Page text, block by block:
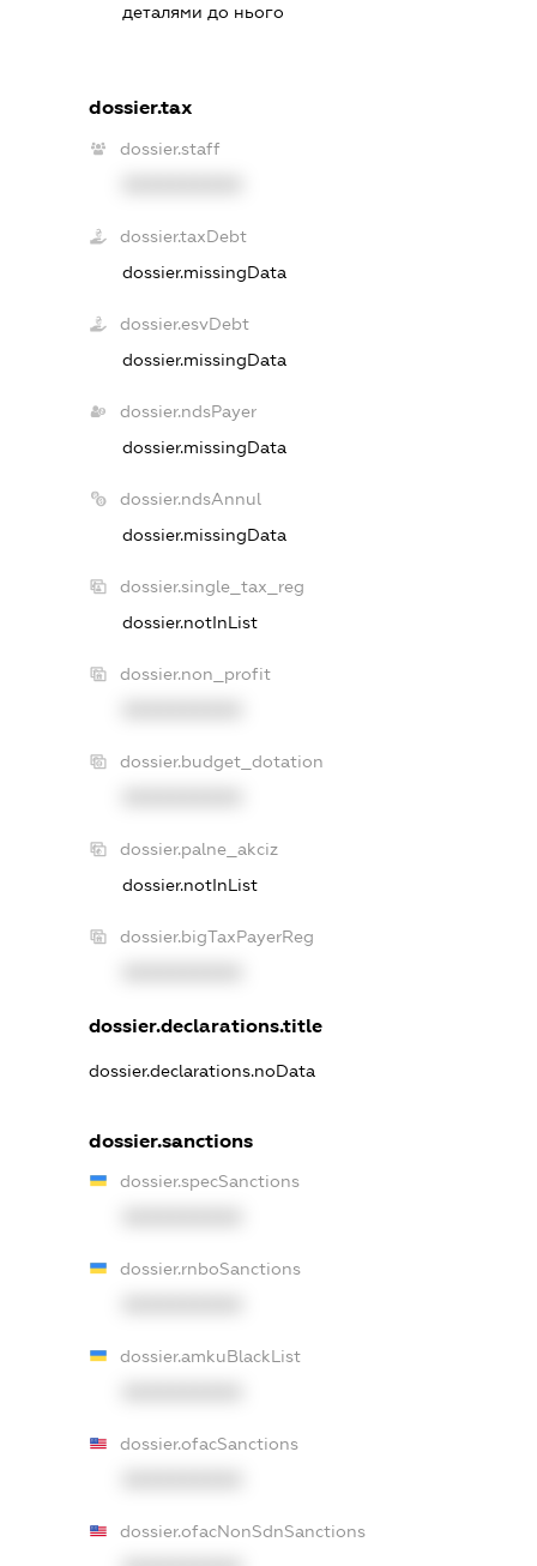
деталями до нього
dossier.tax
dossier.staff
dossier.taxDebt
dossier.missingData
dossier.esvDebt
dossier.missingData
dossier.ndsPayer
dossier.missingData
dossier.ndsAnnul
dossier.missingData
dossier.single_tax_reg
dossier.notInList
dossier.non_profit
dossier.budget_dotation
dossier.palne_akciz
dossier.notInList
dossier.bigTaxPayerReg
dossier.declarations.title
dossier.declarations.noData
dossier.sanctions
dossier.specSanctions
dossier.rnboSanctions
dossier.amkuBlackList
dossier.ofacSanctions
dossier.ofacNonSdnSanctions